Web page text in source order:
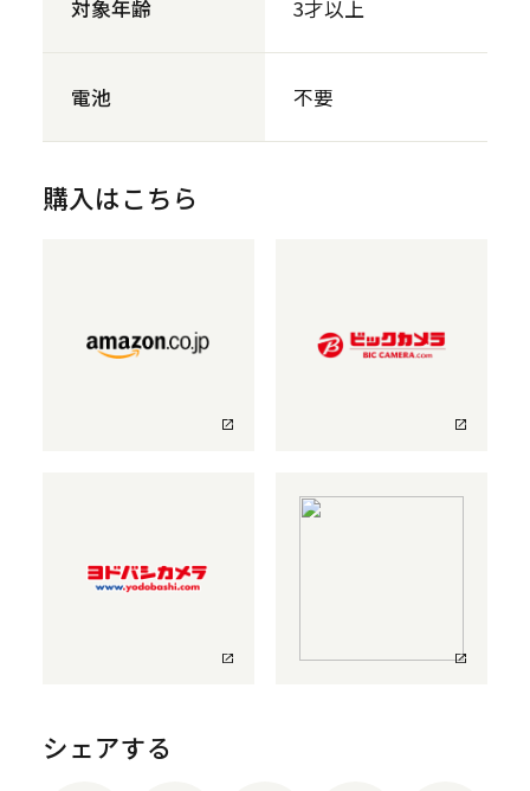
対象年齢 3才以上
電池 不要
購入はこちら
シェアする